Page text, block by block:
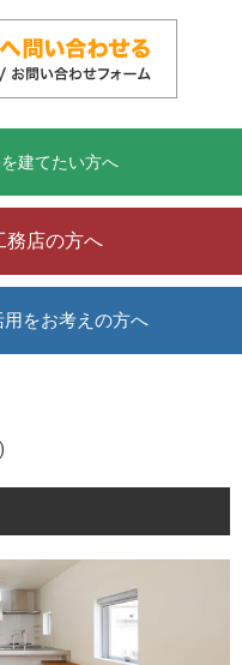
建てたい方へ
店の方へ
をお考えの方へ